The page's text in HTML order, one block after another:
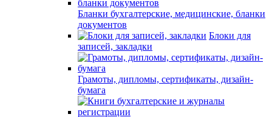
Бланки бухгалтерские, медицинские, бланки
документов
Блоки для
записей, закладки
Грамоты, дипломы, сертификаты, дизайн-
бумага